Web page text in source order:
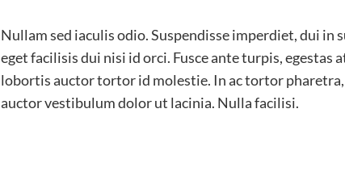
Nullam sed iaculis odio. Suspendisse imperdiet, dui
eget facilisis dui nisi id orci. Fusce ante turpis, egestas
lobortis auctor tortor id molestie. In ac tortor
auctor vestibulum dolor ut lacinia. Nulla facilisi.